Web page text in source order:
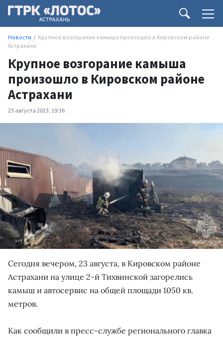
Новости
Крупное возгорание камыша произошло в Кировском районе
Астрахани
Крупное возгорание камыша
произошло в Кировском районе
Астрахани
23 августа 2023, 19:36
Сегодня вечером, 23 августа, в Кировском районе
Астрахани на улице 2-й Тихвинской загорелись
камыш и автосервис на общей площади 1050 кв.
метров.
Как сообщили в пресс-службе регионального главка